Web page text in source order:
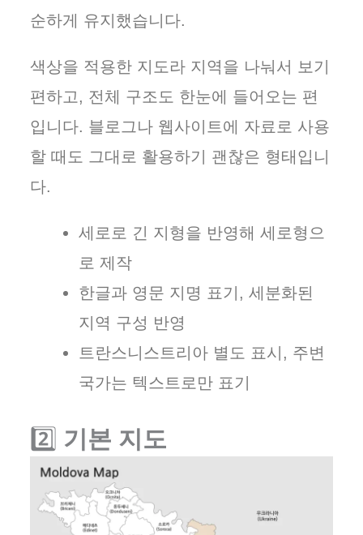
순하게 유지했습니다.
색상을 적용한 지도라 지역을 나눠서 보기
편하고, 전체 구조도 한눈에 들어오는 편
입니다. 블로그나 웹사이트에 자료로 사용
할 때도 그대로 활용하기 괜찮은 형태입니
다.
세로로 긴 지형을 반영해 세로형으
로 제작
한글과 영문 지명 표기, 세분화된
지역 구성 반영
트란스니스트리아 별도 표시, 주변
국가는 텍스트로만 표기
2️⃣ 기본 지도